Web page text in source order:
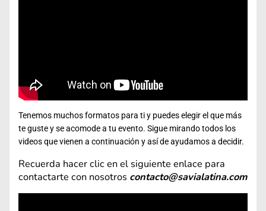
Tenemos muchos formatos para ti y puedes elegir el que más
te guste y se acomode a tu evento. Sigue mirando todos los
videos que vienen a continuación y así de ayudamos a decidir.
Recuerda hacer clic en el siguiente enlace para
contactarte con nosotros contacto@savialatina.com